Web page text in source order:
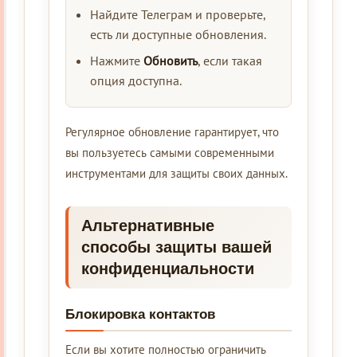
Найдите Телеграм и проверьте,
есть ли доступные обновления.
Нажмите Обновить, если такая
опция доступна.
Регулярное обновление гарантирует, что
вы пользуетесь самыми современными
инструментами для защиты своих данных.
Альтернативные
способы защиты вашей
конфиденциальности
Блокировка контактов
Если вы хотите полностью ограничить